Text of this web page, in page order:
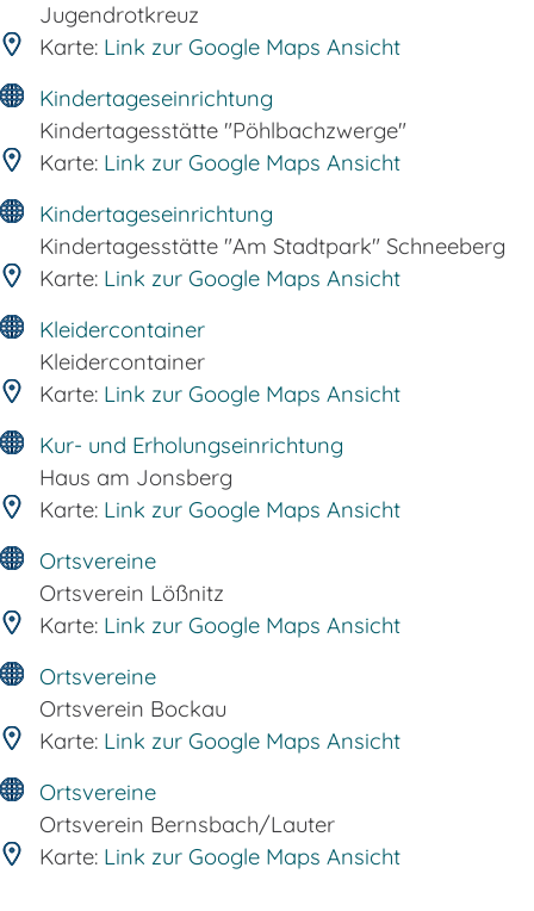
Jugendrotkreuz
Karte: Link zur Google Maps Ansicht
Kindertageseinrichtung
Kindertagesstätte "Pöhlbachzwerge"
Karte: Link zur Google Maps Ansicht
Kindertageseinrichtung
Kindertagesstätte "Am Stadtpark" Schneeberg
Karte: Link zur Google Maps Ansicht
Kleidercontainer
Kleidercontainer
Karte: Link zur Google Maps Ansicht
Kur- und Erholungseinrichtung
Haus am Jonsberg
Karte: Link zur Google Maps Ansicht
Ortsvereine
Ortsverein Lößnitz
Karte: Link zur Google Maps Ansicht
Ortsvereine
Ortsverein Bockau
Karte: Link zur Google Maps Ansicht
Ortsvereine
Ortsverein Bernsbach/Lauter
Karte: Link zur Google Maps Ansicht